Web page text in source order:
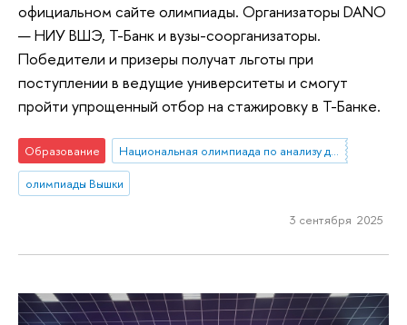
официальном сайте олимпиады. Организаторы DANO
— НИУ ВШЭ, Т-Банк и вузы-соорганизаторы.
Победители и призеры получат льготы при
поступлении в ведущие университеты и смогут
пройти упрощенный отбор на стажировку в Т-Банке.
Образование
Национальная олимпиада по анализу данных «DANO»
олимпиады Вышки
3 сентября 2025